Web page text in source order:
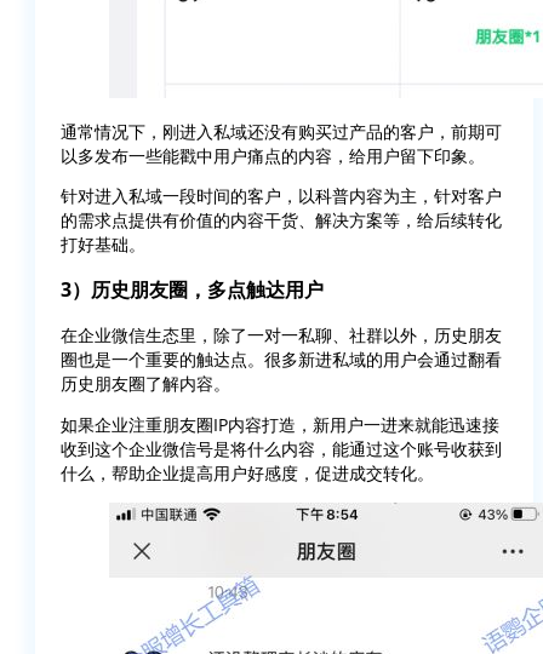
通常情况下，刚进入私域还没有购买过产品的客户，前期可
以多发布一些能戳中用户痛点的内容，给用户留下印象。
针对进入私域一段时间的客户，以科普内容为主，针对客户
的需求点提供有价值的内容干货、解决方案等，给后续转化
打好基础。
3）历史朋友圈，多点触达用户
在企业微信生态里，除了一对一私聊、社群以外，历史朋友
圈也是一个重要的触达点。很多新进私域的用户会通过翻看
历史朋友圈了解内容。
如果企业注重朋友圈IP内容打造，新用户一进来就能迅速接
收到这个企业微信号是将什么内容，能通过这个账号收获到
什么，帮助企业提高用户好感度，促进成交转化。